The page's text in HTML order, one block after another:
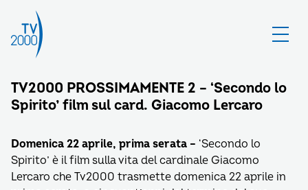
TV2000 PROSSIMAMENTE 2 – ‘Secondo lo
Spirito’ film sul card. Giacomo Lercaro
Domenica 22 aprile, prima serata – ‘Secondo lo
Spirito’ è il film sulla vita del cardinale Giacomo
Lercaro che Tv2000 trasmette domenica 22 aprile in